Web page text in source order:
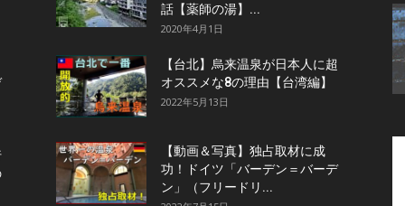
話【薬師の湯】...
2020年4月1日
【台北】烏来温泉が日本人に超
オススメな8の理由【台湾編】
2022年5月13日
【動画＆写真】独占取材に成
功！ドイツ「バーデン＝バーデ
ン」（フリードリ...